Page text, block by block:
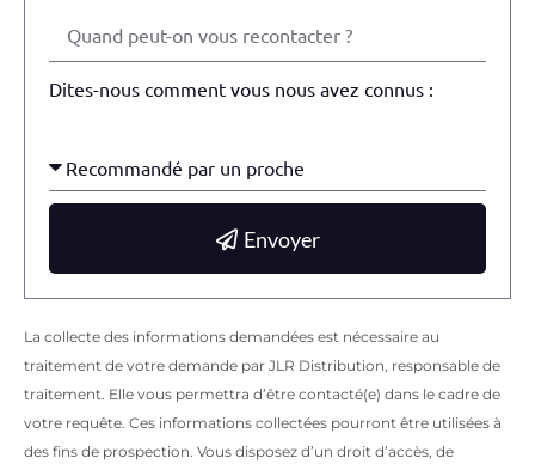
Dites-nous comment vous nous avez connus :
Envoyer
La collecte des informations demandées est nécessaire au
traitement de votre demande par JLR Distribution, responsable de
traitement. Elle vous permettra d’être contacté(e) dans le cadre de
votre requête. Ces informations collectées pourront être utilisées à
des fins de prospection. Vous disposez d’un droit d’accès, de